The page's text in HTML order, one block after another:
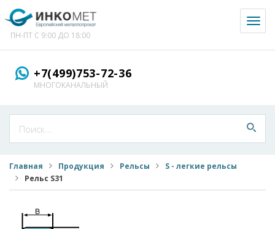
ПН-ПТ С 9:00 ДО 18:00
+7(499)753-72-36
МНОГОКАНАЛЬНЫЙ
Главная Продукция Рельсы
S - легкие рельсы
Рельс S31